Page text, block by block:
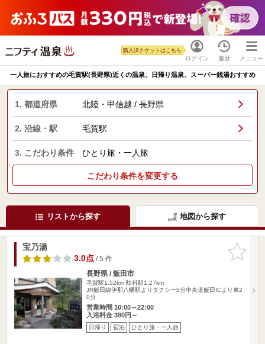
ログイン
購入済チケットはこちら
履歴 メニュー
一人旅におすすめの毛賀駅(長野県)近くの温泉、日帰り温泉、スーパー銭湯おすすめ
1. 都道府県 北陸・甲信越 / 長野県
2. 沿線・駅 毛賀駅
3. こだわり条件 ひとり旅・一人旅
こだわり条件を変更する
リストから探す 地図から探す
お気に入
りに追加
宝乃湯
3.0点/ 5 件
長野県 / 飯田市
毛賀駅1.52km 駄科駅1.27km
JR飯田線伊那八幡駅よりタクシー5分中央道飯田ICより車2
0分
営業時間 10:00～22:00
入浴料金 380円～
日帰り 宿泊 ひとり旅・一人旅